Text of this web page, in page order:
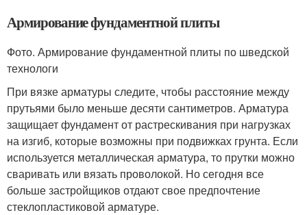
Армирование фундаментной плиты
Фото. Армирование фундаментной плиты по шведской
технологи
При вязке арматуры следите, чтобы расстояние между
прутьями было меньше десяти сантиметров. Арматура
защищает фундамент от растрескивания при нагрузках
на изгиб, которые возможны при подвижках грунта. Если
используется металлическая арматура, то прутки можно
сваривать или вязать проволокой. Но сегодня все
больше застройщиков отдают свое предпочтение
стеклопластиковой арматуре.